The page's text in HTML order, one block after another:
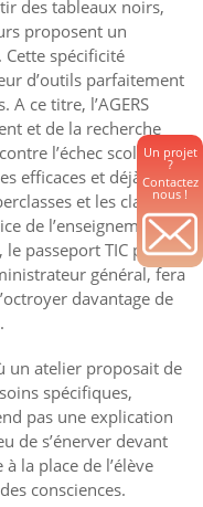
Un projet
?
Contactez
nous !
des tableaux noirs,
proposent un
spécificité
d’outils parfaitement
ce titre, l’AGERS
et de la recherche
l’échec scolaire
efficaces et déjà
et les classes
de l’enseignement.
passeport TIC pour la
général, fera
davantage de
un atelier proposait de
spécifiques,
pas une explication
de s’énerver devant
la place de l’élève
consciences.